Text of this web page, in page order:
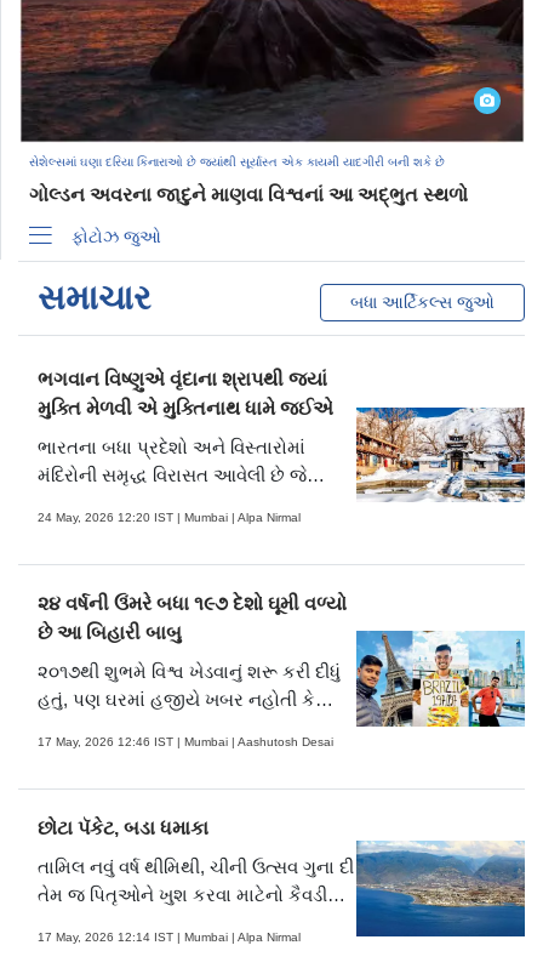
સ્ટોર પ્રવાસીઓને અચાનક મળતી રસપ્રદ વસ્તુઓથી આશ્ચર્યચકિત
કરી દે છે.
સેશેલ્સમાં ઘણા દરિયા કિનારાઓ છે જ્યાંથી સૂર્યાસ્ત એક કાયમી યાદગીરી બની શકે છે
ગોલ્ડન અવરના જાદુને માણવા વિશ્વનાં આ અદ્ભુત સ્થળો
ફોટોઝ જુઓ
સમાચાર બધા આર્ટિકલ્સ જુઓ
ભગવાન વિષ્ણુએ વૃંદાના શ્રાપથી જ્યાં
મુક્તિ મેળવી એ મુક્તિનાથ ધામે જઈએ
ભારતના બધા પ્રદેશો અને વિસ્તારોમાં
મંદિરોની સમૃદ્ધ વિરાસત આવેલી છે જે
પ્રમાણો છે. એમાંય અમુક દેવળો તો એમની
24 May, 2026 12:20 IST | Mumbai | Alpa Nirmal
૨૪ વર્ષની ઉંમરે બધા ૧૯૭ દેશો ઘૂમી વળ્યો
છે આ બિહારી બાબુ
૨૦૧૭થી શુભમે વિશ્વ ખેડવાનું શરૂ કરી દીધું
હતું, પણ ઘરમાં હજીયે ખબર નહોતી કે
છેક ૨૦૨૦ની સાલમાં ઘરે ખબર પડી અને એ
ફૂદરડી ફરી રહ્યા છે.
17 May, 2026 12:46 IST | Mumbai | Aashutosh Desai
છોટા પૅકેટ, બડા ધમાકા
તામિલ નવું વર્ષ થીમિથી, ચીની ઉત્સવ ગુના દી
તેમ જ પિતૃઓને ખુશ કરવા માટેનો કૈવડી
૨૦ ડિસેમ્બરે અહીં ખાસ જલસો મનાવાય છે
17 May, 2026 12:14 IST | Mumbai | Alpa Nirmal